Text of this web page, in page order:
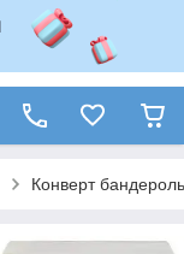
Конверт